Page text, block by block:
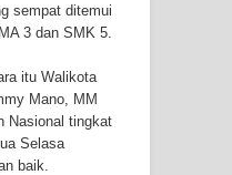
Laporan
Sebut Pemprov
Kuota Beasiswa
sempat ditemui
3 dan SMK 5.
itu Walikota
Mano, MM
Nasional tingkat
Selasa
baik.